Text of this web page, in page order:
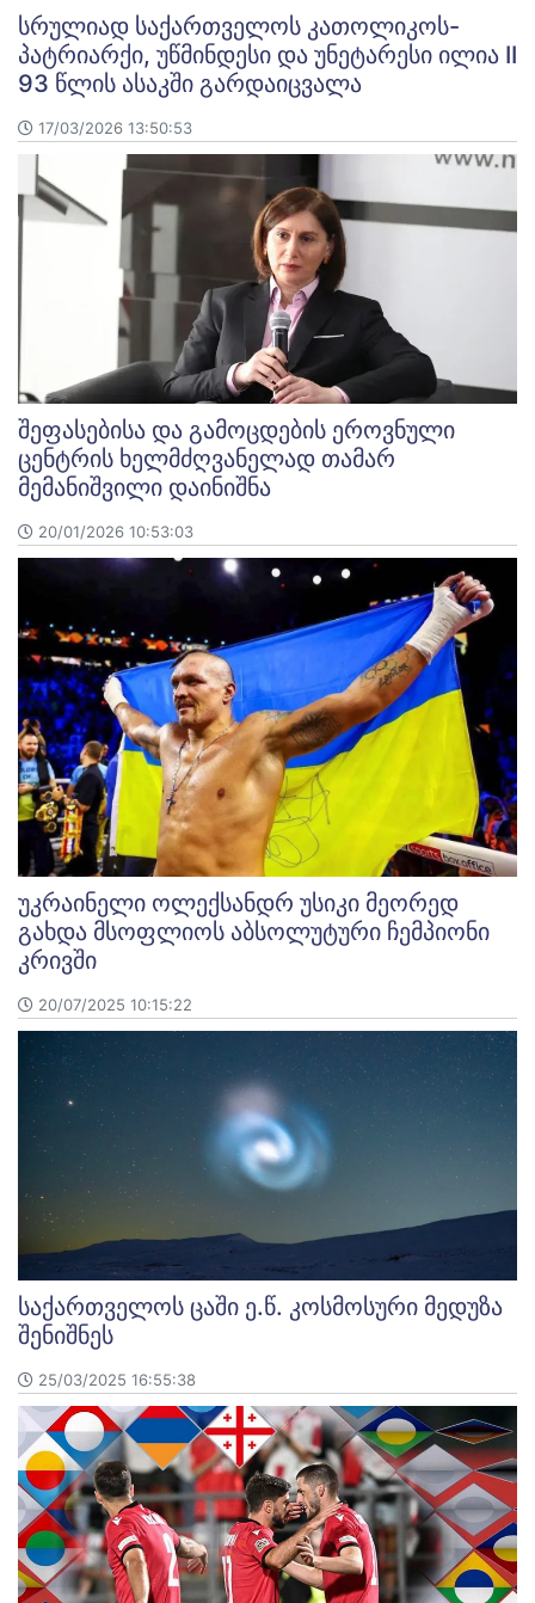
სრულიად საქართველოს კათოლიკოს-
პატრიარქი, უწმინდესი და უნეტარესი ილია II
93 წლის ასაკში გარდაიცვალა
17/03/2026 13:50:53
შეფასებისა და გამოცდების ეროვნული
ცენტრის ხელმძღვანელად თამარ
მემანიშვილი დაინიშნა
20/01/2026 10:53:03
უკრაინელი ოლექსანდრ უსიკი მეორედ
გახდა მსოფლიოს აბსოლუტური ჩემპიონი
კრივში
20/07/2025 10:15:22
საქართველოს ცაში ე.წ. კოსმოსური მედუზა
შენიშნეს
25/03/2025 16:55:38